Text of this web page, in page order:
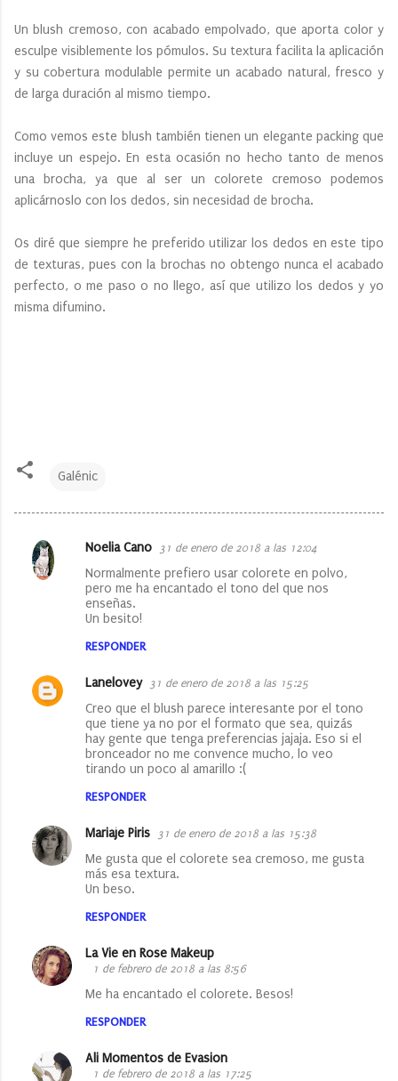
Un blush cremoso, con acabado empolvado, que aporta color y
esculpe visiblemente los pómulos. Su textura facilita la aplicación
y su cobertura modulable permite un acabado natural, fresco y
de larga duración al mismo tiempo.
Como vemos este blush también tienen un elegante packing que
incluye un espejo. En esta ocasión no hecho tanto de menos
una brocha, ya que al ser un colorete cremoso podemos
aplicárnoslo con los dedos, sin necesidad de brocha.
Os diré que siempre he preferido utilizar los dedos en este tipo
de texturas, pues con la brochas no obtengo nunca el acabado
perfecto, o me paso o no llego, así que utilizo los dedos y yo
misma difumino.
Galénic
C
o
t
a
Noelia Cano 31 de enero de 2018 a las 12:04
Normalmente prefiero usar colorete en polvo,
pero me ha encantado el tono del que nos
enseñas.
Un besito!
RESPONDER
Lanelovey 31 de enero de 2018 a las 15:25
Creo que el blush parece interesante por el tono
que tiene ya no por el formato que sea, quizás
hay gente que tenga preferencias jajaja. Eso si el
bronceador no me convence mucho, lo veo
tirando un poco al amarillo :(
RESPONDER
Mariaje Piris 31 de enero de 2018 a las 15:38
Me gusta que el colorete sea cremoso, me gusta
más esa textura.
Un beso.
RESPONDER
La Vie en Rose Makeup
1 de febrero de 2018 a las 8:56
Me ha encantado el colorete. Besos!
RESPONDER
Ali Momentos de Evasion
1 de febrero de 2018 a las 17:25